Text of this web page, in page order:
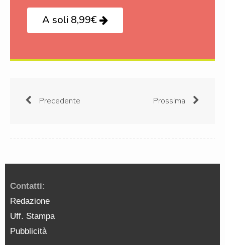
A soli 8,99€
Precedente Prossima
Contatti:
Redazione
Uff. Stampa
Pubblicità